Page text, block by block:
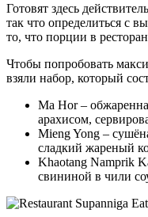
Готовят здесь
так что определиться с
то, что порции в
Чтобы попробовать
взяли набор, который
Ma Hor –
арахисом,
Mieng Yong –
сладкий жареный
Khaotang Namprik
свининой в чили